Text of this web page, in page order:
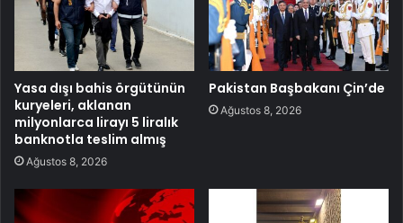
Yasa dışı bahis örgütünün
kuryeleri, aklanan
milyonlarca lirayı 5 liralık
banknotla teslim almış
Ağustos 8, 2026
Pakistan Başbakanı Çin’de
Ağustos 8, 2026